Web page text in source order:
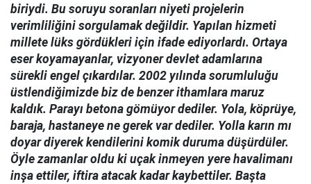
biriydi. Bu soruyu soranları niyeti projelerin
verimliliğini sorgulamak değildir. Yapılan hizmeti
millete lüks gördükleri için ifade ediyorlardı. Ortaya
eser koyamayanlar, vizyoner devlet adamlarına
sürekli engel çıkardılar. 2002 yılında sorumluluğu
üstlendiğimizde biz de benzer ithamlara maruz
kaldık. Parayı betona gömüyor dediler. Yola, köprüye,
baraja, hastaneye ne gerek var dediler. Yolla karın mı
doyar diyerek kendilerini komik duruma düşürdüler.
Öyle zamanlar oldu ki uçak inmeyen yere havalimanı
inşa ettiler, iftira atacak kadar kaybettiler. Başta